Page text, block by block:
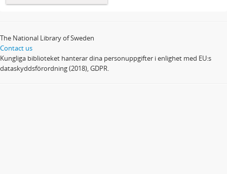
The National Library of Sweden
Contact us
Kungliga biblioteket hanterar dina personuppgifter i enlighet med EU:s
dataskyddsförordning (2018), GDPR.